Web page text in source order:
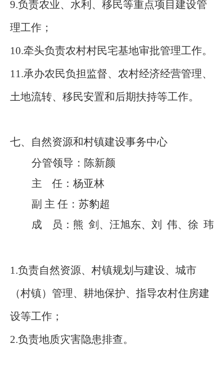
9.负责农业、水利、移民等重点项目建设管
理工作；
10.牵头负责农村村民宅基地审批管理工作。
11.承办农民负担监督、农村经济经营管理、
土地流转、移民安置和后期扶持等工作。
七、自然资源和村镇建设事务中心
分管领导： 陈新颜
主
任：杨亚林
副 主 任： 苏豹超
成
员： 熊 剑、汪旭东、刘 伟、徐 玮
1.负责自然资源、村镇规划与建设、城市
（村镇）管理、耕地保护、指导农村住房建
设等工作；
2.负责地质灾害隐患排查。